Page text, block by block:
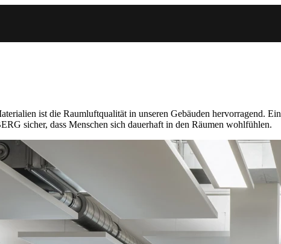
ist die Raumluftqualität in unseren Gebäuden hervorragend.
sicher, dass Menschen sich dauerhaft in den Räumen wohlfühlen.